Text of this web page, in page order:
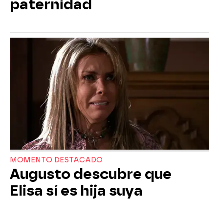
paternidad
MOMENTO DESTACADO
Augusto descubre que
Elisa sí es hija suya